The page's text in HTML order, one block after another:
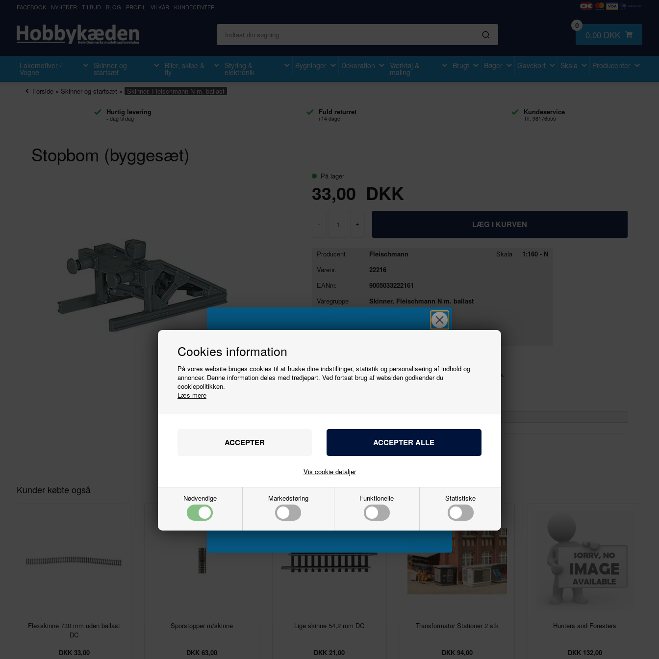
Cookies information
På vores website bruges cookies til at huske dine indstillinger, statistik og personalisering af indhold og
annoncer. Denne information deles med tredjepart. Ved fortsat brug af websiden godkender du
cookiepolitikken.
Læs mere
Nødvendige Markedsføring Funktionelle Statistiske
Vis cookie detaljer
FACEBOOK NYHEDER TILBUD BLOG PROFIL VILKÅR KUNDECENTER
0
0,00 DKK
Lokomotiver /
Vogne
Skinner og
startsæt
Biler, skibe &
fly
Styring &
elektronik
Bygninger Dekoration Værktøj &
maling
Brugt Bøger Gavekort Skala Producenter
Forside» Skinner og startsæt » Skinner, Fleischmann N m. ballast
Hurtig levering
- dag til dag
Fuld returret
i 14 dage
Kundeservice
Tlf. 98176555
Stopbom (byggesæt)
På lager
33,00 DKK
- +
Producent
Fleischmann
Varenr.
22216
EANnr.
9005033222161
Varegruppe
Skinner, Fleischmann N m. ballast
Se stort billede
Tryk her
Skala 1:160 - N
Stopbommen kan monteres på ethvert passende sted på skinnerne.
Skala
1:160 - N
Kunder købte også
Flexskinne 730 mm uden ballast
DC
DKK 33,00
Sporstopper m/skinne
DKK 63,00
Lige skinne 54,2 mm DC
DKK 21,00
Transformator Stationer 2 stk
DKK 94,00
Hunters and Foresters
DKK 132,00
nyhedsbrevet